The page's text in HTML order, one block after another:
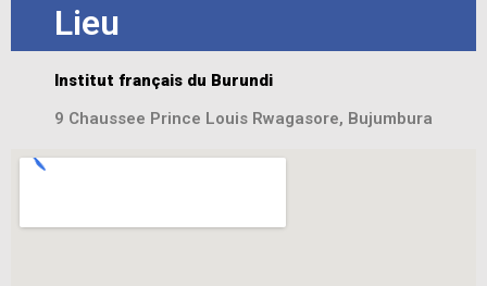
Lieu
Institut français du Burundi
9 Chaussee Prince Louis Rwagasore, Bujumbura